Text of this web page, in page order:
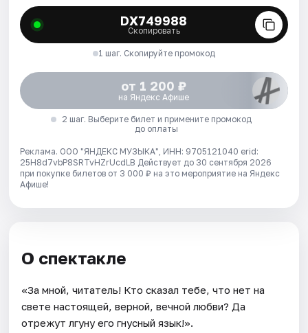
DX749988
Скопировать
1 шаг. Скопируйте промокод
от 1 200 ₽
на Яндекс Афише
2 шаг. Выберите билет и примените промокод
до оплаты
Реклама. ООО "ЯНДЕКС МУЗЫКА", ИНН: 9705121040 erid:
25H8d7vbP8SRTvHZrUcdLB Действует до 30 сентября 2026
при покупке билетов от 3 000 ₽ на это мероприятие на Яндекс
Афише!
О спектакле
«За мной, читатель! Кто сказал тебе, что нет на
свете настоящей, верной, вечной любви? Да
отрежут лгуну его гнусный язык!».